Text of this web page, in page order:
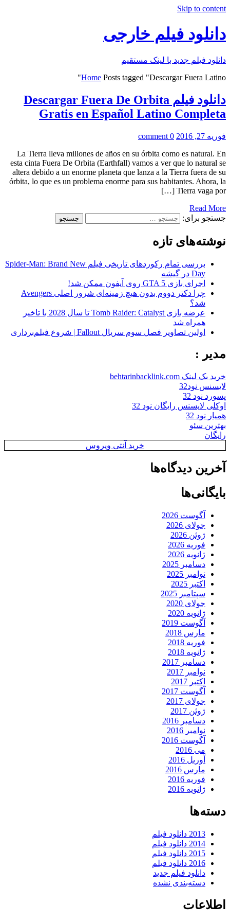
Skip to content
دانلود فیلم خارجی
دانلود فیلم جدید با لینک مستقیم
Home Posts tagged "Descargar Fuera Latino"
دانلود فیلم Descargar Fuera De Orbita
Gratis en Español Latino Completa
فوریه 27, 2016
0 comment
La Tierra lleva millones de años en su órbita como es natural. En
esta cinta Fuera De Orbita (Earthfall) vamos a ver que lo natural se
altera debido a un enorme planeta que lanza a la Tierra fuera de su
órbita, lo que es un problema enorme para sus habitantes. Ahora, la
Tierra vaga por […]
Read More
جستجو برای:
نوشته‌های تازه
بررسی تمام رکوردهای تاریخی فیلم Spider-Man: Brand New
Day در گیشه
اجرای بازی GTA 5 روی آیفون ممکن شد!
چرا دکتر دووم بدون هیچ زمینه‌ای شرور اصلی Avengers
شد؟
عرضه بازی Tomb Raider: Catalyst تا سال 2028 با تاخیر
همراه شد
اولین تصاویر فصل سوم سریال Fallout | شروع فیلم‌برداری
مدیر :
خرید بک لینک behtarinbacklink.com
لایسنس نود32
پسورد نود 32
اوکلی لایسنس رایگان نود 32
همیار نود 32
بهترین سئو
رایگان
خرید آنتی ویروس
آخرین دیدگاه‌ها
بایگانی‌ها
آگوست 2026
جولای 2026
ژوئن 2026
فوریه 2026
ژانویه 2026
دسامبر 2025
نوامبر 2025
اکتبر 2025
سپتامبر 2025
جولای 2020
ژانویه 2020
آگوست 2019
مارس 2018
فوریه 2018
ژانویه 2018
دسامبر 2017
نوامبر 2017
اکتبر 2017
آگوست 2017
جولای 2017
ژوئن 2017
دسامبر 2016
نوامبر 2016
آگوست 2016
می 2016
آوریل 2016
مارس 2016
فوریه 2016
ژانویه 2016
دسته‌ها
2013 دانلود فیلم
2014 دانلود فیلم
2015 دانلود فیلم
2016 دانلود فیلم
دانلود فیلم جدید
دسته‌بندی نشده
اطلاعات